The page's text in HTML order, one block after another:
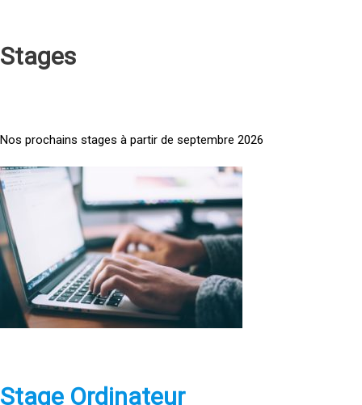
Stages
Nos prochains stages à partir de septembre 2026
<
a
h
e
f
pStage Ordinateur